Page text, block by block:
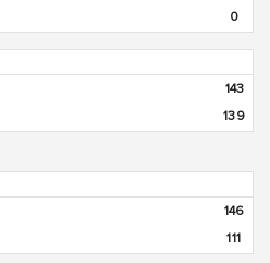
0
143
139
146
111